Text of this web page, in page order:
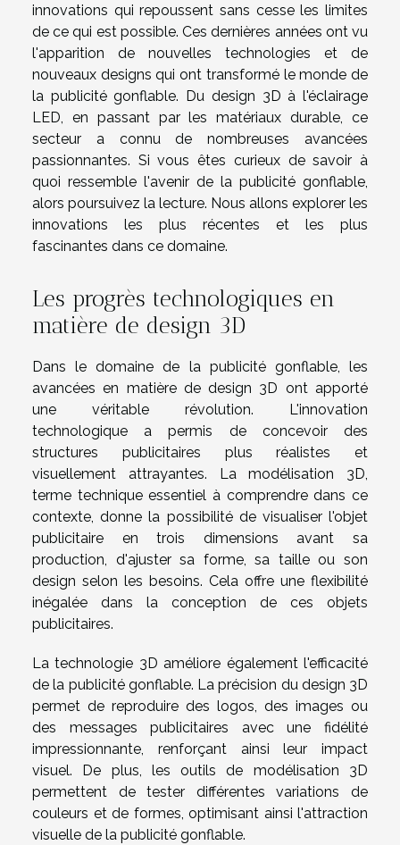
innovations qui repoussent sans cesse les limites
de ce qui est possible. Ces dernières années ont vu
l'apparition de nouvelles technologies et de
nouveaux designs qui ont transformé le monde de
la publicité gonflable. Du design 3D à l'éclairage
LED, en passant par les matériaux durable, ce
secteur a connu de nombreuses avancées
passionnantes. Si vous êtes curieux de savoir à
quoi ressemble l'avenir de la publicité gonflable,
alors poursuivez la lecture. Nous allons explorer les
innovations les plus récentes et les plus
fascinantes dans ce domaine.
Les progrès technologiques en
matière de design 3D
Dans le domaine de la publicité gonflable, les
avancées en matière de design 3D ont apporté
une véritable révolution. L'innovation
technologique a permis de concevoir des
structures publicitaires plus réalistes et
visuellement attrayantes. La modélisation 3D,
terme technique essentiel à comprendre dans ce
contexte, donne la possibilité de visualiser l'objet
publicitaire en trois dimensions avant sa
production, d'ajuster sa forme, sa taille ou son
design selon les besoins. Cela offre une flexibilité
inégalée dans la conception de ces objets
publicitaires.
La technologie 3D améliore également l'efficacité
de la publicité gonflable. La précision du design 3D
permet de reproduire des logos, des images ou
des messages publicitaires avec une fidélité
impressionnante, renforçant ainsi leur impact
visuel. De plus, les outils de modélisation 3D
permettent de tester différentes variations de
couleurs et de formes, optimisant ainsi l'attraction
visuelle de la publicité gonflable.